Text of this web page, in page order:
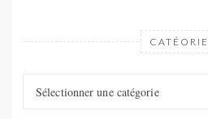
Sélectionner une catégorie